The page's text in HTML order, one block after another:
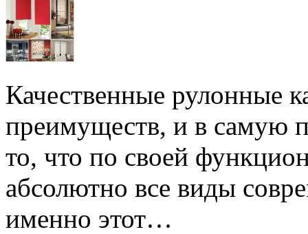
Качественные рулонные
преимуществ, и в самую
то, что по своей
абсолютно все виды
именно этот…